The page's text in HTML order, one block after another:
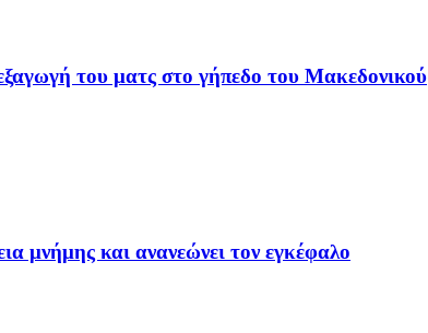
του ματς στο γήπεδο του Μακεδονικού
μνήμης και ανανεώνει τον εγκέφαλο